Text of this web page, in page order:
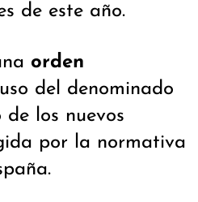
de este año.
orden
del denominado
los nuevos
por la normativa